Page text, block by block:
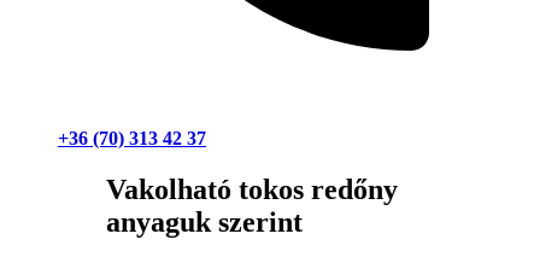
+36 (70) 313 42 37
Vakolható tokos redőny
anyaguk szerint